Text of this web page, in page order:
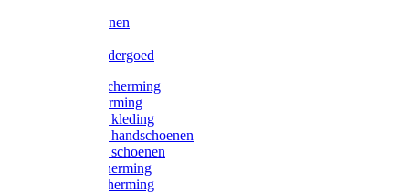
Handschoenen
Thermo ondergoed
Gehoorbescherming
Oogbescherming
Disposable kleding
Disposable handschoenen
Disposable schoenen
Mondbescherming
Hoofdbescherming